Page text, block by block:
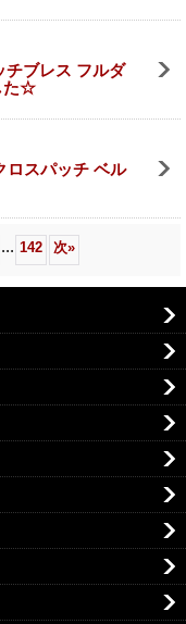
ブレス フルダ
た☆
ロスパッチ ベル
... 142 次»